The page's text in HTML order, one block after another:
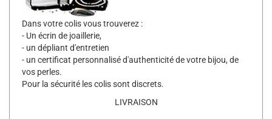
Dans votre colis vous trouverez :
- Un écrin de joaillerie,
- un dépliant d'entretien
- un certificat personnalisé d'authenticité de votre bijou, de
vos perles.
Pour la sécurité les colis sont discrets.
LIVRAISON